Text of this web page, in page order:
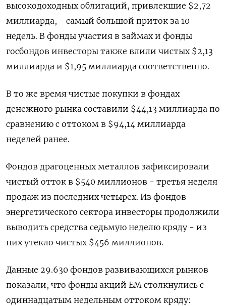
высокодоходных облигаций, привлекшие $2,72
миллиарда, - самый большой приток за 10
недель. В фонды участия в займах и фонды
госбондов инвесторы также влили чистых $2,13
миллиарда и $1,95 миллиарда соответственно.
В то же время чистые покупки в фондах
денежного рынка составили $44,13 миллиарда по
сравнению с оттоком в $94,14 миллиарда
неделей ранее.
Фондов драгоценных металлов зафиксировали
чистый отток в $540 миллионов - третья неделя
продаж из последних четырех. Из фондов
энергетического сектора инвесторы продолжили
выводить средства седьмую неделю кряду - из
них утекло чистых $456 миллионов.
Данные 29.630 фондов развивающихся рынков
показали, что фонды акций EM столкнулись с
одиннадцатым недельным оттоком кряду: